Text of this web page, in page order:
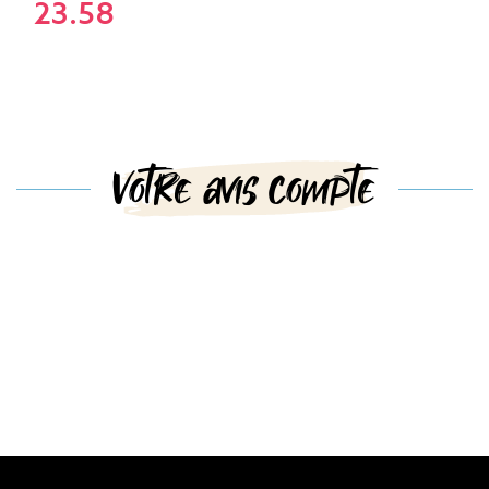
23.58
Votre avis compte